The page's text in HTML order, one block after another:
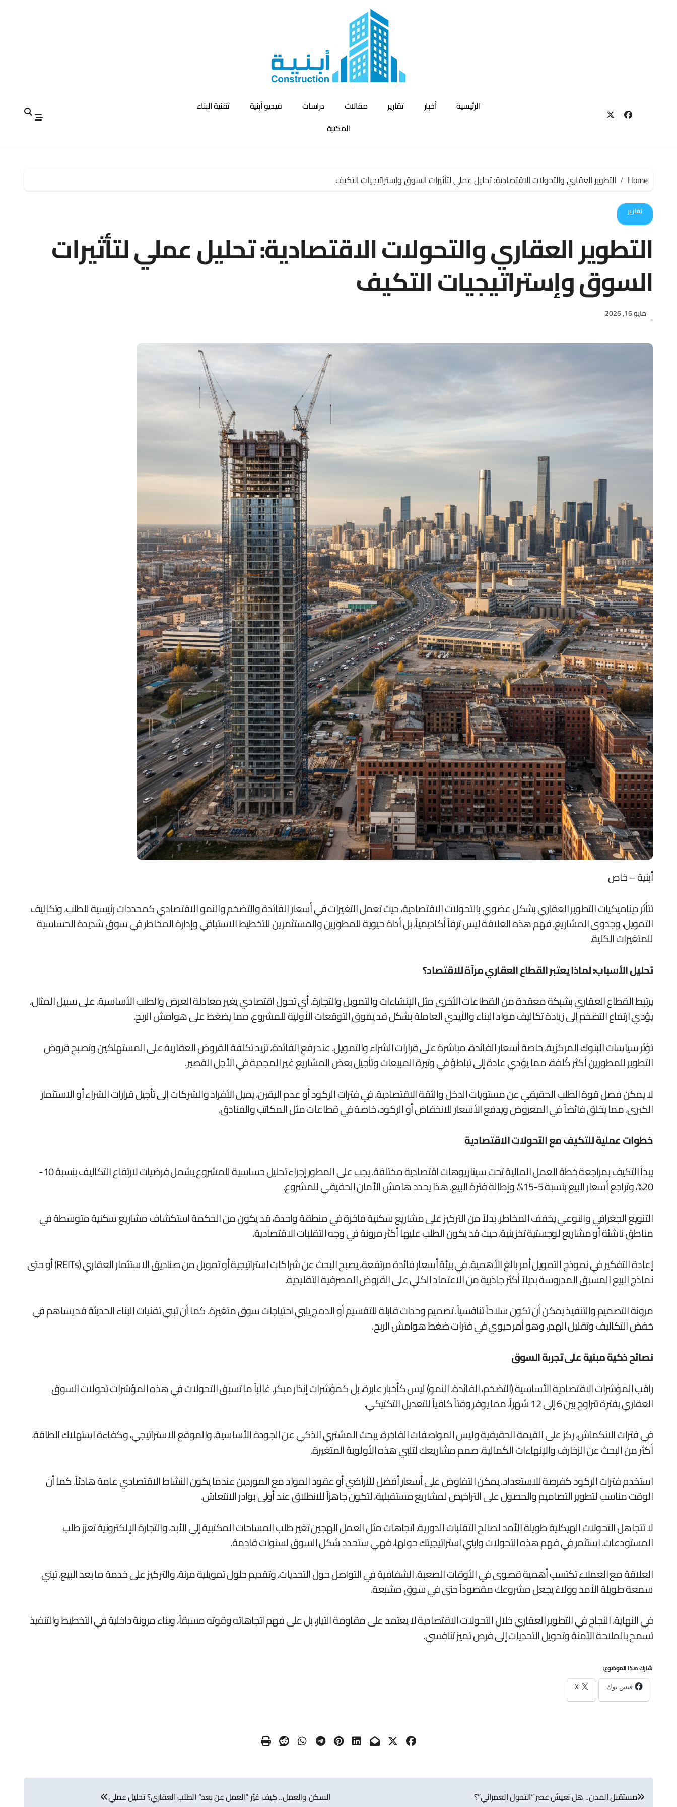
الرئيسية أخبار تقارير مقالات دراسات فيديو أبنية
تقنية البناء
المكتبة
Home التطوير العقاري والتحولات الاقتصادية: تحليل عملي لتأثيرات السوق وإستراتيجيات التكيف
تقارير
التطوير العقاري والتحولات الاقتصادية: تحليل عملي لتأثيرات
السوق وإستراتيجيات التكيف
مايو 16, 2026
أبنية – خاص
تتأثر ديناميكيات التطوير العقاري بشكل عضوي بالتحولات الاقتصادية، حيث تعمل التغيرات في أسعار الفائدة والتضخم والنمو الاقتصادي كمحددات رئيسية للطلب، وتكاليف
التمويل، وجدوى المشاريع. فهم هذه العلاقة ليس ترفاً أكاديمياً، بل أداة حيوية للمطورين والمستثمرين للتخطيط الاستباقي وإدارة المخاطر في سوق شديدة الحساسية
للمتغيرات الكلية.
تحليل الأسباب: لماذا يعتبر القطاع العقاري مرآة للاقتصاد؟
يرتبط القطاع العقاري بشبكة معقدة من القطاعات الأخرى مثل الإنشاءات والتمويل والتجارة. أي تحول اقتصادي يغير معادلة العرض والطلب الأساسية. على سبيل المثال،
يؤدي ارتفاع التضخم إلى زيادة تكاليف مواد البناء والأيدي العاملة بشكل قد يفوق التوقعات الأولية للمشروع، مما يضغط على هوامش الربح.
تؤثر سياسات البنوك المركزية، خاصة أسعار الفائدة، مباشرة على قرارات الشراء والتمويل. عند رفع الفائدة، تزيد تكلفة القروض العقارية على المستهلكين وتصبح قروض
التطوير للمطورين أكثر كُلفة، مما يؤدي عادة إلى تباطؤ في وتيرة المبيعات وتأجيل بعض المشاريع غير المجدية في الأجل القصير.
لا يمكن فصل قوة الطلب الحقيقي عن مستويات الدخل والثقة الاقتصادية. في فترات الركود أو عدم اليقين، يميل الأفراد والشركات إلى تأجيل قرارات الشراء أو الاستثمار
الكبرى، مما يخلق فائضاً في المعروض ويدفع الأسعار للانخفاض أو الركود، خاصة في قطاعات مثل المكاتب والفنادق.
خطوات عملية للتكيف مع التحولات الاقتصادية
يبدأ التكيف بمراجعة خطة العمل المالية تحت سيناريوهات اقتصادية مختلفة. يجب على المطور إجراء تحليل حساسية للمشروع يشمل فرضيات لارتفاع التكاليف بنسبة 10-
20%، وتراجع أسعار البيع بنسبة 5-15%، وإطالة فترة البيع. هذا يحدد هامش الأمان الحقيقي للمشروع.
التنويع الجغرافي والنوعي يخفف المخاطر. بدلاً من التركيز على مشاريع سكنية فاخرة في منطقة واحدة، قد يكون من الحكمة استكشاف مشاريع سكنية متوسطة في
مناطق ناشئة أو مشاريع لوجستية تخزينية، حيث قد يكون الطلب عليها أكثر مرونة في وجه التقلبات الاقتصادية.
إعادة التفكير في نموذج التمويل أمر بالغ الأهمية. في بيئة أسعار فائدة مرتفعة، يصبح البحث عن شراكات استراتيجية أو تمويل من صناديق الاستثمار العقاري (REITs) أو حتى
نماذج البيع المسبق المدروسة بديلاً أكثر جاذبية من الاعتماد الكلي على القروض المصرفية التقليدية.
مرونة التصميم والتنفيذ يمكن أن تكون سلاحاً تنافسياً. تصميم وحدات قابلة للتقسيم أو الدمج يلبي احتياجات سوق متغيرة. كما أن تبني تقنيات البناء الحديثة قد يساهم في
خفض التكاليف وتقليل الهدر، وهو أمر حيوي في فترات ضغط هوامش الربح.
نصائح ذكية مبنية على تجربة السوق
راقب المؤشرات الاقتصادية الأساسية (التضخم، الفائدة، النمو) ليس كأخبار عابرة، بل كمؤشرات إنذار مبكر. غالباً ما تسبق التحولات في هذه المؤشرات تحولات السوق
العقاري بفترة تتراوح بين 6 إلى 12 شهراً، مما يوفر وقتاً كافياً للتعديل التكتيكي.
في فترات الانكماش، ركز على القيمة الحقيقية وليس المواصفات الفاخرة. يبحث المشتري الذكي عن الجودة الأساسية، والموقع الاستراتيجي، وكفاءة استهلاك الطاقة،
أكثر من البحث عن الزخارف والإنهاءات الكمالية. صمم مشاريعك لتلبي هذه الأولوية المتغيرة.
استخدم فترات الركود كفرصة للاستعداد. يمكن التفاوض على أسعار أفضل للأراضي أو عقود المواد مع الموردين عندما يكون النشاط الاقتصادي عامة هادئاً. كما أن
الوقت مناسب لتطوير التصاميم والحصول على التراخيص لمشاريع مستقبلية، لتكون جاهزاً للانطلاق عند أولى بوادر الانتعاش.
لا تتجاهل التحولات الهيكلية طويلة الأمد لصالح التقلبات الدورية. اتجاهات مثل العمل الهجين تغير طلب المساحات المكتبية إلى الأبد، والتجارة الإلكترونية تعزز طلب
المستودعات. استثمر في فهم هذه التحولات وابني استراتيجيتك حولها، فهي ستحدد شكل السوق لسنوات قادمة.
العلاقة مع العملاء تكتسب أهمية قصوى في الأوقات الصعبة. الشفافية في التواصل حول التحديات، وتقديم حلول تمويلية مرنة، والتركيز على خدمة ما بعد البيع، تبني
سمعة طويلة الأمد وولاءً يجعل مشروعك مقصوداً حتى في سوق مشبعة.
في النهاية، النجاح في التطوير العقاري خلال التحولات الاقتصادية لا يعتمد على مقاومة التيار، بل على فهم اتجاهاته وقوته مسبقاً، وبناء مرونة داخلية في التخطيط والتنفيذ
تسمح بالملاحة الآمنة وتحويل التحديات إلى فرص تميز تنافسي.
شارك هذا الموضوع:
فيس بوك X
تصفّح
مستقبل المدن.. هل نعيش عصر “التحول العمراني”؟ السكن والعمل.. كيف غيّر “العمل عن بعد” الطلب العقاري؟ تحليل عملي